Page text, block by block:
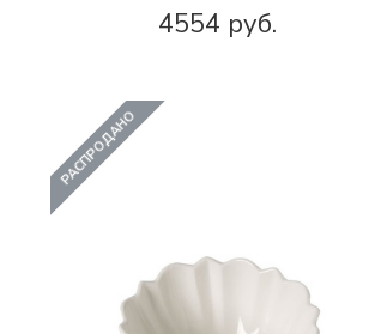
4554 руб.
РАСПРОДАНО